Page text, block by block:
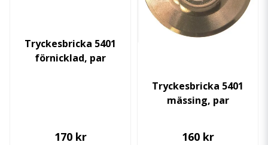
Tryckesbricka 5401
förnicklad, par
170 kr
Tryckesbricka 5401
mässing, par
160 kr